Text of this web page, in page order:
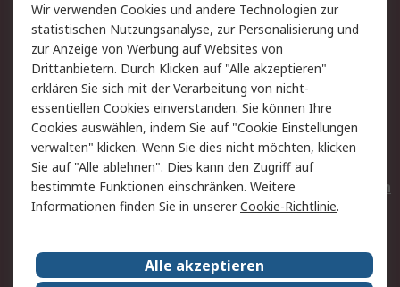
Rücksendungen
Kontakt
Hilfe
Privatkunden
Rechtliches
AGB
Datenschutz
Cookie-Richtlinie
Zahlungsbedingungen
Copyright/Impressum
Entsorgung
Elektrogeräte/Batterien
RS weltweit
Wir verwenden Cookies und andere Technologien zur
statistischen Nutzungsanalyse, zur Personalisierung und
zur Anzeige von Werbung auf Websites von
Drittanbietern. Durch Klicken auf "Alle akzeptieren"
erklären Sie sich mit der Verarbeitung von nicht-
essentiellen Cookies einverstanden. Sie können Ihre
Cookies auswählen, indem Sie auf "Cookie Einstellungen
verwalten" klicken. Wenn Sie dies nicht möchten, klicken
Sie auf "Alle ablehnen". Dies kann den Zugriff auf
bestimmte Funktionen einschränken. Weitere
Informationen finden Sie in unsererCookie-Richtlinie.
Alle akzeptieren